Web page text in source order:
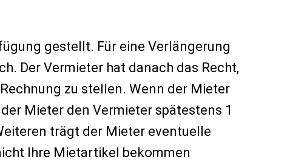
gestellt. Für eine Verlängerung
Der Vermieter hat danach das Recht,
zu stellen. Wenn der Mieter
Mieter den Vermieter spätestens 1
trägt der Mieter eventuelle
Ihre Mietartikel bekommen